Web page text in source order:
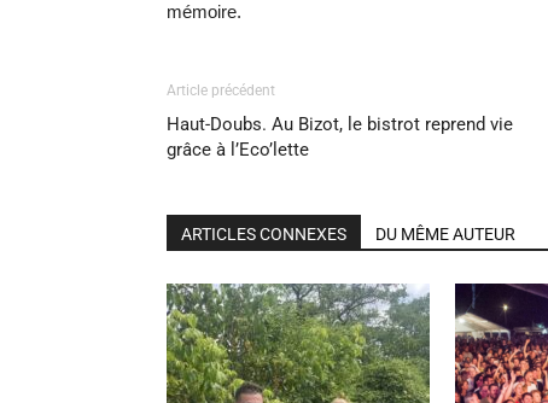
mémoire.
Article précédent
Haut-Doubs. Au Bizot, le bistrot reprend vie
grâce à l’Eco’lette
ARTICLES CONNEXES DU MÊME AUTEUR